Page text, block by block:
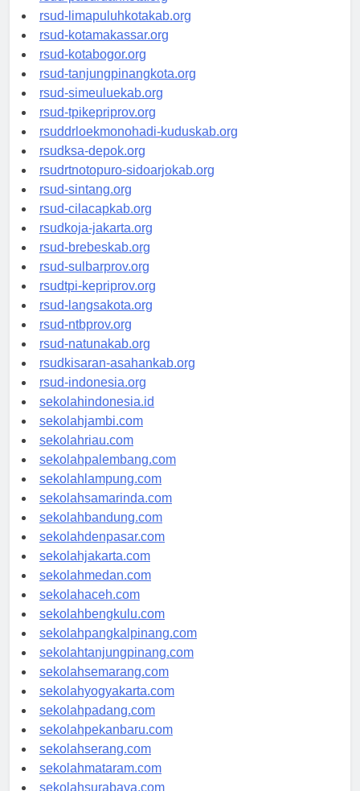
rsud-pasuruankota.org
rsud-limapuluhkotakab.org
rsud-kotamakassar.org
rsud-kotabogor.org
rsud-tanjungpinangkota.org
rsud-simeuluekab.org
rsud-tpikepriprov.org
rsuddrloekmonohadi-kuduskab.org
rsudksa-depok.org
rsudrtnotopuro-sidoarjokab.org
rsud-sintang.org
rsud-cilacapkab.org
rsudkoja-jakarta.org
rsud-brebeskab.org
rsud-sulbarprov.org
rsudtpi-kepriprov.org
rsud-langsakota.org
rsud-ntbprov.org
rsud-natunakab.org
rsudkisaran-asahankab.org
rsud-indonesia.org
sekolahindonesia.id
sekolahjambi.com
sekolahriau.com
sekolahpalembang.com
sekolahlampung.com
sekolahsamarinda.com
sekolahbandung.com
sekolahdenpasar.com
sekolahjakarta.com
sekolahmedan.com
sekolahaceh.com
sekolahbengkulu.com
sekolahpangkalpinang.com
sekolahtanjungpinang.com
sekolahsemarang.com
sekolahyogyakarta.com
sekolahpadang.com
sekolahpekanbaru.com
sekolahserang.com
sekolahmataram.com